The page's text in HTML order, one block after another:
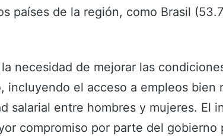
países de la región, como Brasil
necesidad de mejorar las
incluyendo el acceso a empleos bien
salarial entre hombres y mujeres. El
compromiso por parte del gobierno